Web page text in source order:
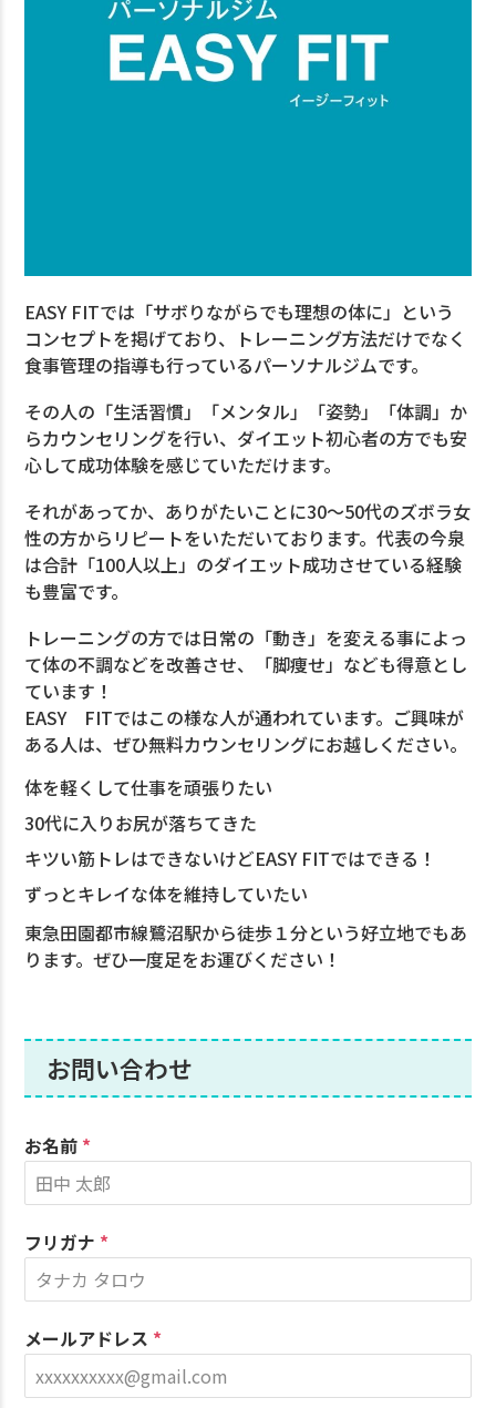
EASY FITでは「サボりながらでも理想の体に」という
コンセプトを掲げており、トレーニング方法だけでなく
食事管理の指導も行っているパーソナルジムです。
その人の「生活習慣」「メンタル」「姿勢」「体調」か
らカウンセリングを行い、ダイエット初心者の方でも安
心して成功体験を感じていただけます。
それがあってか、ありがたいことに30〜50代のズボラ女
性の方からリピートをいただいております。代表の今泉
は合計「100人以上」のダイエット成功させている経験
も豊富です。
トレーニングの方では日常の「動き」を変える事によっ
て体の不調などを改善させ、「脚痩せ」なども得意とし
ています！
EASY FITではこの様な人が通われています。ご興味が
ある人は、ぜひ無料カウンセリングにお越しください。
体を軽くして仕事を頑張りたい
30代に入りお尻が落ちてきた
キツい筋トレはできないけどEASY FITではできる！
ずっとキレイな体を維持していたい
東急田園都市線鷺沼駅から徒歩１分という好立地でもあ
ります。ぜひ一度足をお運びください！
お問い合わせ
お名前 *
フリガナ *
メールアドレス *